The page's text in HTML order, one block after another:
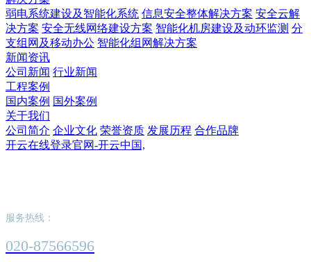
弱电系统建设及智能化系统 信息安全整体解决方案 安全云解
决方案 安全无线网络建设方案 智能化机房建设及动环监测 分
支组网及移动办公 智能化组网解决方案
新闻资讯
公司新闻 行业新闻
工程案例
国内案例 国外案例
关于我们
公司简介 企业文化 荣誉资质 发展历程 合作品牌
开云在线登录官网-开云中国,
服务热线：
020-87566596